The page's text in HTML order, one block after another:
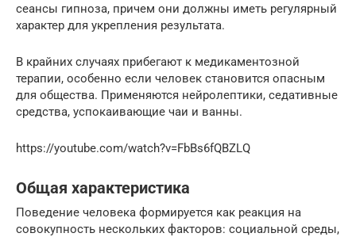
сеансы гипноза, причем они должны иметь регулярный
характер для укрепления результата.
В крайних случаях прибегают к медикаментозной
терапии, особенно если человек становится опасным
для общества. Применяются нейролептики, седативные
средства, успокаивающие чаи и ванны.
https://youtube.com/watch?v=FbBs6fQBZLQ
Общая характеристика
Поведение человека формируется как реакция на
совокупность нескольких факторов: социальной среды,